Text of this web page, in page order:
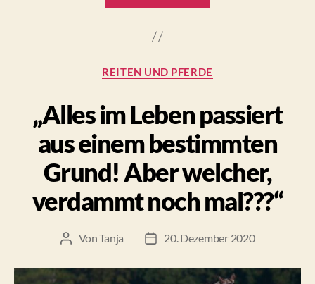
Spiegelbild
gefällt,
musst
du
etwas
an
ändern““
Kategorien
REITEN UND PFERDE
„Alles im Leben passiert
aus einem bestimmten
Grund! Aber welcher,
verdammt noch mal???“
Beitragsautor
VonTanja Beitragsdatum
20. Dezember 2020